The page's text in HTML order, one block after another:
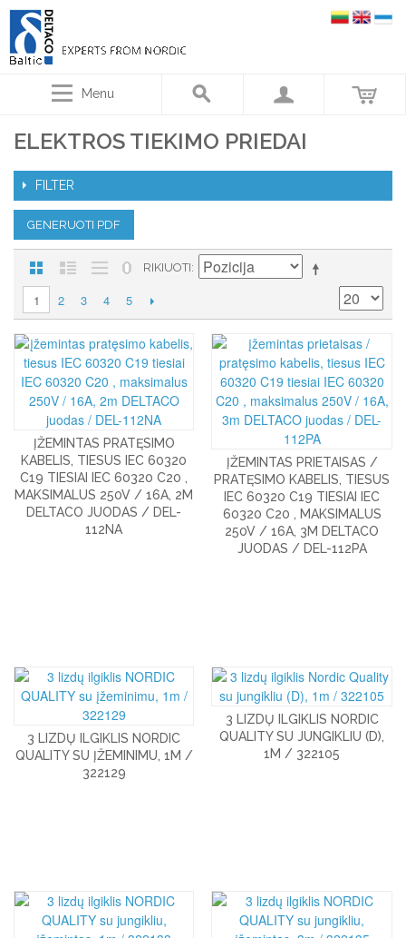
Menu
ELEKTROS TIEKIMO PRIEDAI
FILTER
GENERUOTI PDF
RIKIUOTI
1 2 3 4 5
ĮŽEMINTAS PRATĘSIMO
KABELIS, TIESUS IEC 60320
C19 TIESIAI IEC 60320 C20 ,
MAKSIMALUS 250V / 16A, 2M
DELTACO JUODAS / DEL-
112NA
ĮŽEMINTAS PRIETAISAS /
PRATĘSIMO KABELIS, TIESUS
IEC 60320 C19 TIESIAI IEC
60320 C20 , MAKSIMALUS
250V / 16A, 3M DELTACO
JUODAS / DEL-112PA
3 LIZDŲ ILGIKLIS NORDIC
QUALITY SU ĮŽEMINIMU, 1M /
322129
3 LIZDŲ ILGIKLIS NORDIC
QUALITY SU JUNGIKLIU (D),
1M / 322105